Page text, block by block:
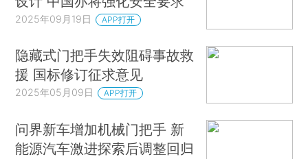
2025年09月19日 APP打开
隐藏式门把手失效阻碍事故救
援 国标修订征求意见
2025年05月09日 APP打开
问界新车增加机械门把手 新
能源汽车激进探索后调整回归